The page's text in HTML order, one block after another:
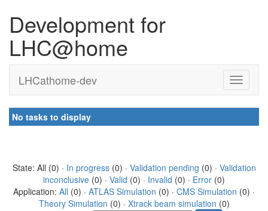
Development for
LHC@home
LHCathome-dev
No tasks to display
State: All (0) · In progress(0) · Validation pending (0) · Validation
inconclusive (0) · Valid (0) · Invalid (0) · Error (0)
Application: All (0) · ATLAS Simulation (0) · CMS Simulation (0) ·
Theory Simulation (0) · Xtrack beam simulation (0)